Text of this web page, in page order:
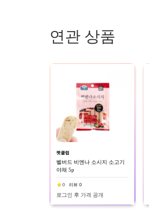
연관 상품
펫클럽
벨버드 비엔나 소시지 소고기
야채 5p
0 리뷰 0
로그인 후 가격 공개